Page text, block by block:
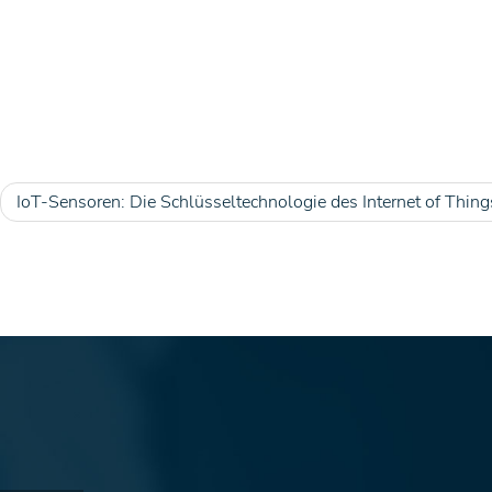
IoT-Sensoren: Die Schlüsseltechnologie des Internet of